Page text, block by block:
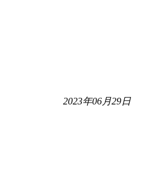
2023年06月29日